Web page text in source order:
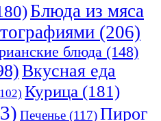
Блюда из мяса
(206)
блюда (148)
Вкусная еда
Курица (181)
Печенье (117)Пирог